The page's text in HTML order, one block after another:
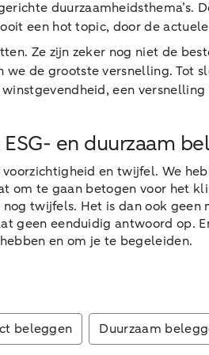
een hot topic, door de
Ze zijn zeker nog niet de
de grootste versnelling.
een
en duurzaam
en twijfel. We
om te gaan betogen voor het
twijfels. Het is dan ook
geen eenduidig antwoord
en om je te begeleiden.
beleggen Duurzaam